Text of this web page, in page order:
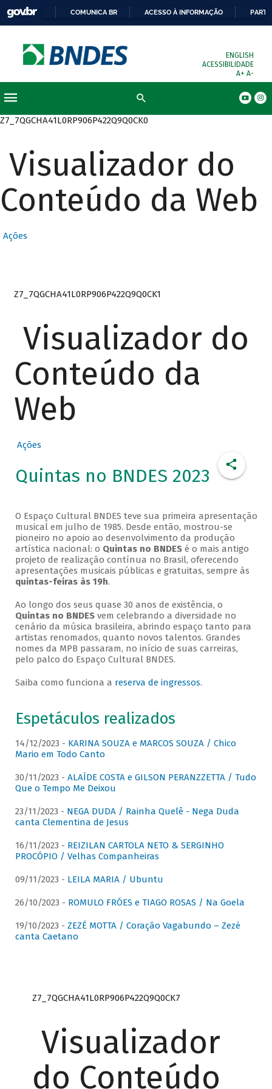
COMUNICA BR ACESSO À INFORMAÇÃO
ENGLISH
ACESSIBILIDADE
A+ A-
Z7_7QGCHA41L0RP906P422Q9Q0CK0
Visualizador do
Conteúdo da Web
Ações
Z7_7QGCHA41L0RP906P422Q9Q0CK1
Visualizador do
Conteúdo da
Web
Ações
Quintas no BNDES 2023
O Espaço Cultural BNDES teve sua primeira apresentação
musical em julho de 1985. Desde então, mostrou-se
pioneiro no apoio ao desenvolvimento da produção
artística nacional: o Quintas no BNDESé o mais antigo
projeto de realização contínua no Brasil, oferecendo
apresentações musicais públicas e gratuitas, sempre às
quintas-feiras às 19h.
Ao longo dos seus quase 30 anos de existência, o
Quintas no BNDESvem celebrando a diversidade no
cenário da música brasileira, abrindo espaço tanto para
artistas renomados, quanto novos talentos. Grandes
nomes da MPB passaram, no início de suas carreiras,
pelo palco do Espaço Cultural BNDES.
Saiba como funciona a reserva de ingressos.
Espetáculos realizados
14/12/2023 - KARINA SOUZA e MARCOS SOUZA / Chico
Mario em Todo Canto
30/11/2023 - ALAÍDE COSTA e GILSON PERANZZETTA / Tudo
Que o Tempo Me Deixou
23/11/2023 - NEGA DUDA / Rainha Quelê - Nega Duda
canta Clementina de Jesus
16/11/2023 - REIZILAN CARTOLA NETO & SERGINHO
PROCÓPIO / Velhas Companheiras
09/11/2023 - LEILA MARIA / Ubuntu
26/10/2023 - ROMULO FRÓES e TIAGO ROSAS / Na Goela
19/10/2023 - ZEZÉ MOTTA / Coração Vagabundo – Zezé
canta Caetano
Z7_7QGCHA41L0RP906P422Q9Q0CK7
Visualizador
do Conteúdo